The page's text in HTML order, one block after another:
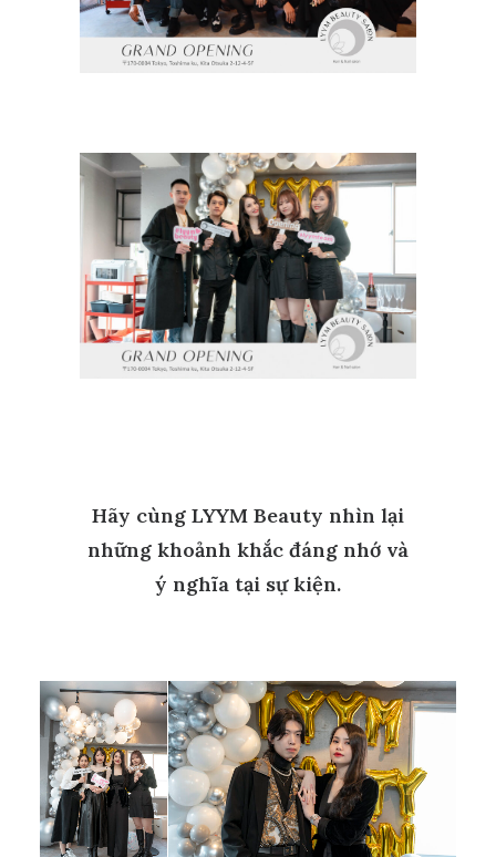
Hãy cùng LYYM Beauty nhìn lại
những khoảnh khắc đáng nhớ và
ý nghĩa tại sự kiện.